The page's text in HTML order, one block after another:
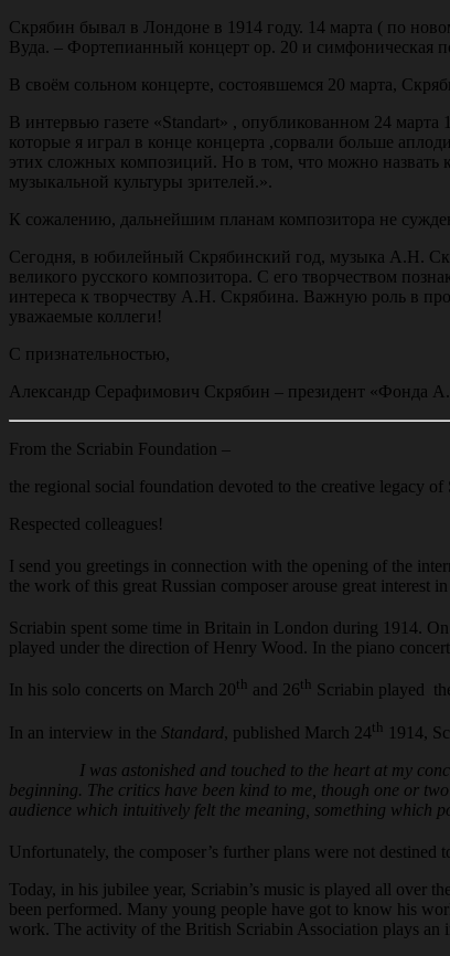
Скрябин бывал в Лондоне в 1914 году. 14 марта ( по
Вуда. – Фортепианный концерт ор. 20 и симфоническая
В своём сольном концерте, состоявшемся 20 марта,
В интервью газете «Standart» , опубликованном 24
которые я играл в конце концерта ,сорвали больше
этих сложных композиций. Но в том, что можно назвать
музыкальной культуры зрителей.».
К сожалению, дальнейшим планам композитора не
Сегодня, в юбилейный Скрябинский год, музыка А.Н.
великого русского композитора. С его творчеством
интереса к творчеству А.Н. Скрябина. Важную роль в
уважаемые коллеги!
С признательностью,
Александр Серафимович Скрябин – президент «Фонда
From the Scriabin Foundation –
the regional social foundation devoted to the creative legacy of
Respected colleagues!
I send you greetings in connection with the opening of the
the work of this great Russian composer arouse great interest
Scriabin spent some time in Britain in London during 1914.
played under the direction of Henry Wood. In the piano
In his solo concerts on March 20th and 26th Scriabin played
In an interview in the Standard, published March 24th
1914,
I was astonished and touched to the heart at my
beginning. The critics have been kind to me, though one or
audience which intuitively felt the meaning, something which
Unfortunately, the composer’s further plans were not destined
Today, in his jubilee year, Scriabin’s music is played all over
been performed. Many young people have got to know his
work. The activity of the British Scriabin Association plays an